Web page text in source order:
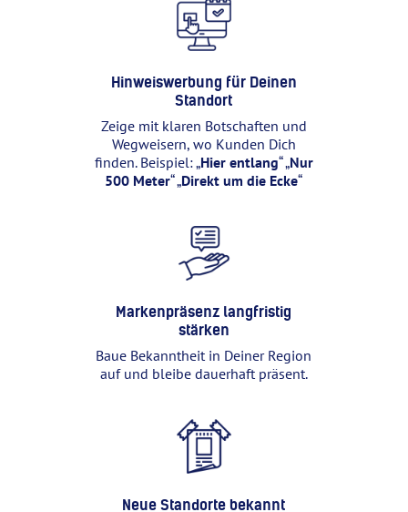
Hinweiswerbung für Deinen
Standort
Zeige mit klaren Botschaften und
Wegweisern, wo Kunden Dich
finden. Beispiel: „Hier entlang“ „Nur
500 Meter“ „Direkt um die Ecke“
Markenpräsenz langfristig
stärken
Baue Bekanntheit in Deiner Region
auf und bleibe dauerhaft präsent.
Neue Standorte bekannt